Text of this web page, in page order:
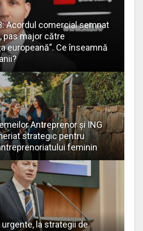
Acordul comercial semnat
pas major către
europeană”. Ce înseamnă
Antreprenor și ING
strategic pentru
feminin
urgente, la strategii de